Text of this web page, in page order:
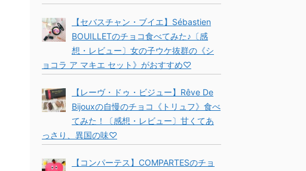
【セバスチャン・ブイエ】Sébastien
BOUILLETのチョコ食べてみた♪〔感
想・レビュー〕女の子ウケ抜群の《シ
ョコラ ア マキエ セット》がおすすめ♡
【レーヴ・ドゥ・ビジュー】Rêve De
Bijouxの自慢のチョコ《トリュフ》食べ
てみた！〔感想・レビュー〕甘くてあ
っさり、異国の味♡
【コンパーテス】COMPARTESのチョ